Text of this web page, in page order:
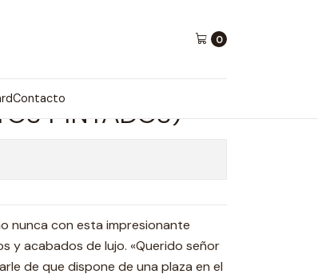
0
Contacto
LA PIEDRA
PINTADOS)
nunca con esta impresionante
y acabados de lujo. «Querido señor
de que dispone de una plaza en el